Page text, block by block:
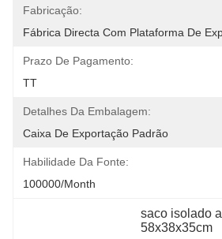
Fabricação:
Fábrica Directa Com Plataforma De
Prazo De Pagamento:
TT
Detalhes Da Embalagem:
Caixa De Exportação Padrão
Habilidade Da Fonte:
100000/month
saco isolado
58x38x35cm